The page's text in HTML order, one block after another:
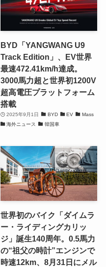
BYD「YANGWANG U9
Track Edition」、EV世界
最速472.41km/h達成。
3000馬力超と世界初1200V
超高電圧プラットフォーム
搭載
2025年9月1日 BYD EV
Mass
海外ニュース
韓国車
世界初のバイク「ダイムラ
ー・ライディングカリッ
ジ」誕生140周年。0.5馬力
の“祖父の時計”エンジンで
時速12km、8月31日にメル